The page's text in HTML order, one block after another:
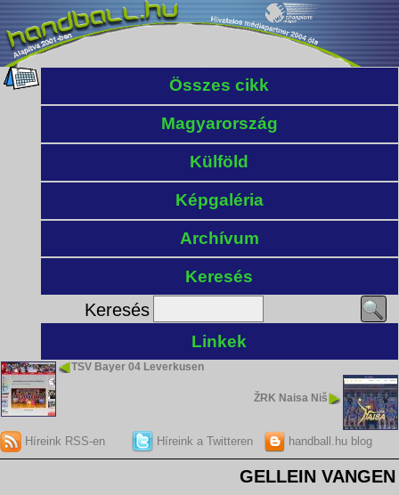
Összes cikk
Magyarország
Külföld
Képgaléria
Archívum
Keresés
Keresés
Linkek
TSV Bayer 04 Leverkusen
ŽRK Naisa Niš
Híreink RSS-en Híreink a Twitteren handball.hu blog
GELLEIN